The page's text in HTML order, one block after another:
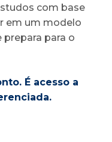
com base
em um modelo
para o
É acesso a